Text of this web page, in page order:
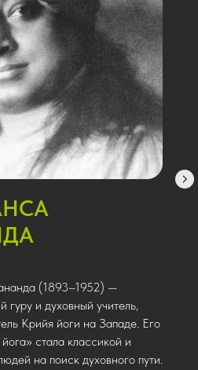
(1893–1952) —
и духовный учитель,
Крийя йоги на Западе. Его
стала классикой и
на поиск духовного пути.